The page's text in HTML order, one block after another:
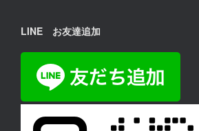
LINE お友達追加